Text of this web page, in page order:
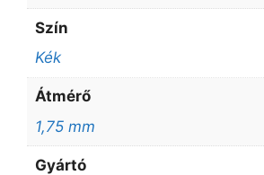
Szín
Kék
Átmérő
1,75 mm
Gyártó